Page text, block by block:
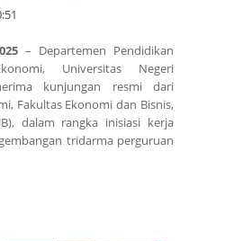
Sama antara
UB
– Departemen Pendidikan
Universitas Negeri
kunjungan resmi dari
Fakultas Ekonomi dan Bisnis,
tridarma perguruan